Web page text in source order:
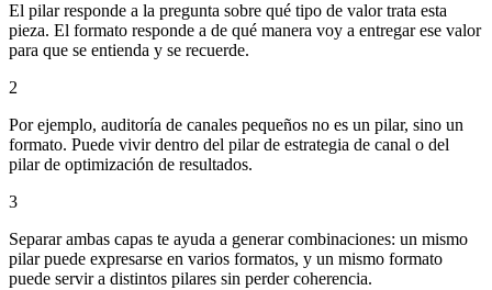
El pilar responde a la pregunta sobre qué tipo de valor trata esta
pieza. El formato responde a de qué manera voy a entregar ese valor
para que se entienda y se recuerde.
2
Por ejemplo, auditoría de canales pequeños no es un pilar, sino un
formato. Puede vivir dentro del pilar de estrategia de canal o del
pilar de optimización de resultados.
3
Separar ambas capas te ayuda a generar combinaciones: un mismo
pilar puede expresarse en varios formatos, y un mismo formato
puede servir a distintos pilares sin perder coherencia.